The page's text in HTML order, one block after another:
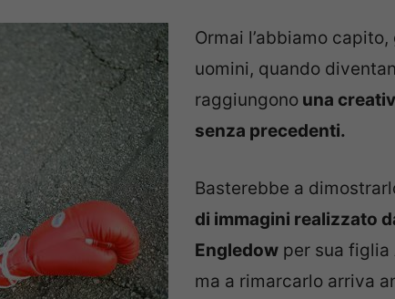
Ormai l’abbiamo capito,
uomini, quando
raggiungonouna
senza precedenti.
Basterebbe a
di immagini realizzato
Engledowper sua figlia
ma a rimarcarlo arriva